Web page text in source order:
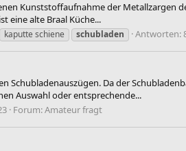
Kunststoffaufnahme der Metallzargen
eine alte Braal Küche...
kaputte schiene schubladen Antworten:
Schubladenauszügen. Da der
Auswahl oder entsprechende...
Forum:Amateur fragt